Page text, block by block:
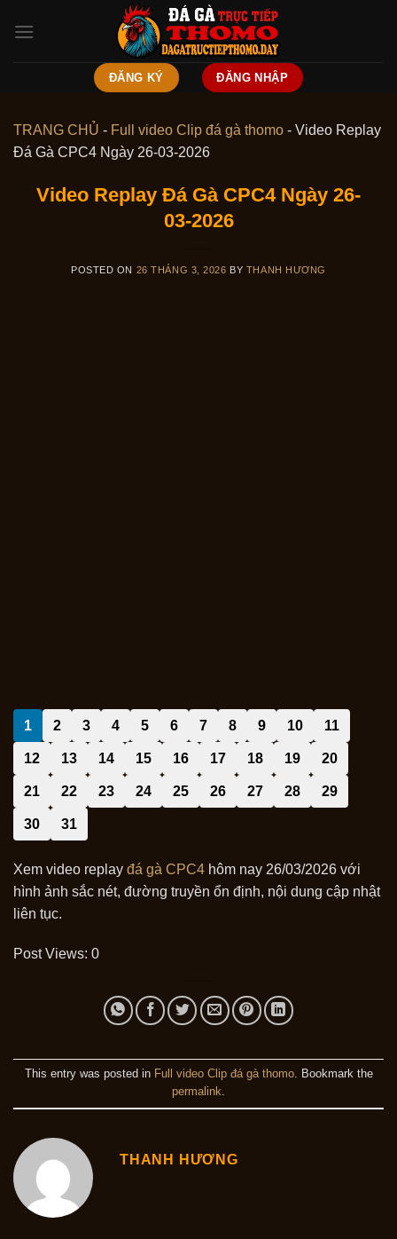
ĐĂNG KÝ ĐĂNG NHẬP
TRANG CHỦ - Full video Clip đá gà thomo - Video Replay
Đá Gà CPC4 Ngày 26-03-2026
Video Replay Đá Gà CPC4 Ngày 26-
03-2026
POSTED ON 26 THÁNG 3, 2026 BY THANH HƯƠNG
1 2 3 4 5 6 7 8 9 10 11
12 13 14 15 16 17 18 19 20
21 22 23 24 25 26 27 28 29
30 31
Xem video replay đá gà CPC4 hôm nay 26/03/2026 với
hình ảnh sắc nét, đường truyền ổn định, nội dung cập nhật
liên tục.
Post Views: 0
This entry was posted in Full video Clip đá gà thomo. Bookmark the
permalink
THANH HƯƠNG